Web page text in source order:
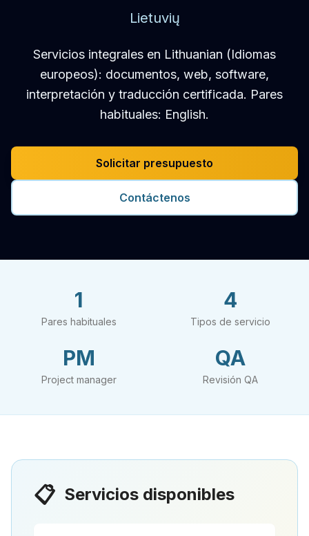
Lietuvių
Servicios integrales en Lithuanian (Idiomas
europeos): documentos, web, software,
interpretación y traducción certificada. Pares
habituales: English.
Solicitar presupuesto
Contáctenos
1
Pares habituales
4
Tipos de servicio
PM
Project manager
QA
Revisión QA
📋 Servicios disponibles